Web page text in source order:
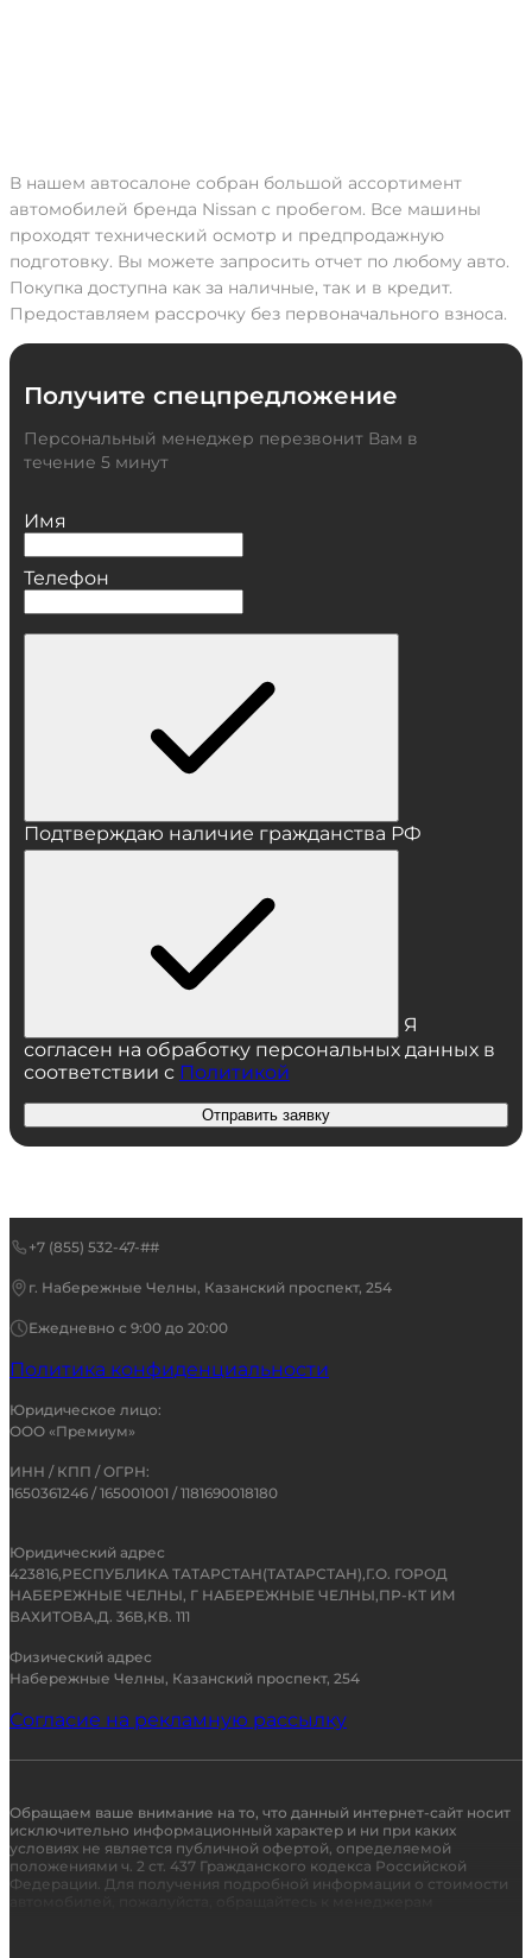
В нашем автосалоне собран большой ассортимент
автомобилей бренда Nissan с пробегом. Все машины
проходят технический осмотр и предпродажную
подготовку. Вы можете запросить отчет по любому авто.
Покупка доступна как за наличные, так и в кредит.
Предоставляем рассрочку без первоначального взноса.
Получите спецпредложение
Персональный менеджер перезвонит Вам в
течение 5 минут
Имя
Телефон
Подтверждаю наличие гражданства РФ
Я
согласен на обработку персональных данных в
соответствии с Политикой
Отправить заявку
+7 (855) 532-47-##
г. Набережные Челны, Казанский проспект, 254
Ежедневно с 9:00 до 20:00
Политика конфиденциальности
Юридическое лицо:
ООО «Премиум»
ИНН / КПП / ОГРН:
1650361246 / 165001001 / 1181690018180
Юридический адрес
423816,РЕСПУБЛИКА ТАТАРСТАН(ТАТАРСТАН),Г.О. ГОРОД
НАБЕРЕЖНЫЕ ЧЕЛНЫ, Г НАБЕРЕЖНЫЕ ЧЕЛНЫ,ПР-КТ ИМ
ВАХИТОВА,Д. 36В,КВ. 111
Физический адрес
Набережные Челны, Казанский проспект, 254
Согласие на рекламную рассылку
Обращаем ваше внимание на то, что данный интернет-сайт носит
исключительно информационный характер и ни при каких
условиях не является публичной офертой, определяемой
положениями ч. 2 ст. 437 Гражданского кодекса Российской
Федерации. Для получения подробной информации о стоимости